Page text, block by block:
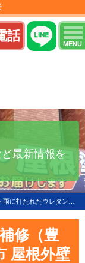
話
MENU
最新情報を
雨に打たれたウレタンの補修（豊橋市 豊川市 田原市 蒲郡市 屋根外壁塗装専門 河合塗装工業）
修（豊
屋根外壁